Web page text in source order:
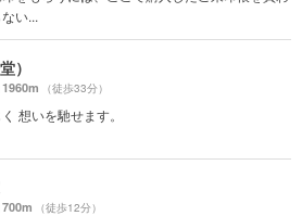
い...
）
1960m （徒歩33分）
想いを馳せます。
700m （徒歩12分）